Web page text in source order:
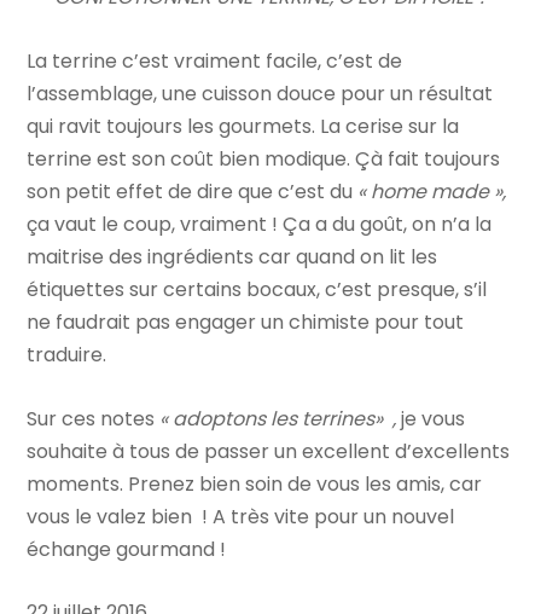
La terrine c’est vraiment facile, c’est de
l’assemblage, une cuisson douce pour un résultat
qui ravit toujours les gourmets. La cerise sur la
terrine est son coût bien modique. Çà fait toujours
son petit effet de dire que c’est du « home made »,
ça vaut le coup, vraiment ! Ça a du goût, on n’a la
maitrise des ingrédients car quand on lit les
étiquettes sur certains bocaux, c’est presque, s’il
ne faudrait pas engager un chimiste pour tout
traduire.
Sur ces notes « adoptons les terrines» ,je vous
souhaite à tous de passer un excellent d’excellents
moments. Prenez bien soin de vous les amis, car
vous le valez bien ! A très vite pour un nouvel
échange gourmand !